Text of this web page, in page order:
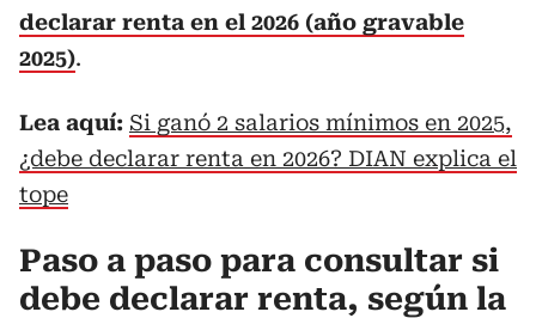
declarar renta en el 2026 (año gravable
2025).
Lea aquí: Si ganó 2 salarios mínimos en 2025,
¿debe declarar renta en 2026? DIAN explica el
tope
Paso a paso para consultar si
debe declarar renta, según la